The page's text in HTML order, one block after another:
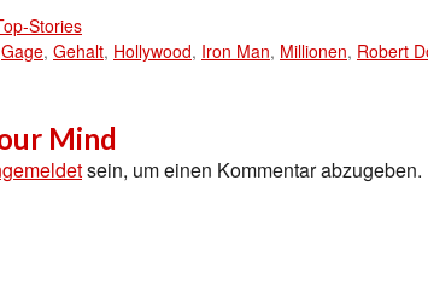
Stories
Gage, Gehalt, Hollywood, Iron Man, Millionen, Robert
Mind
sein, um einen Kommentar abzugeben.